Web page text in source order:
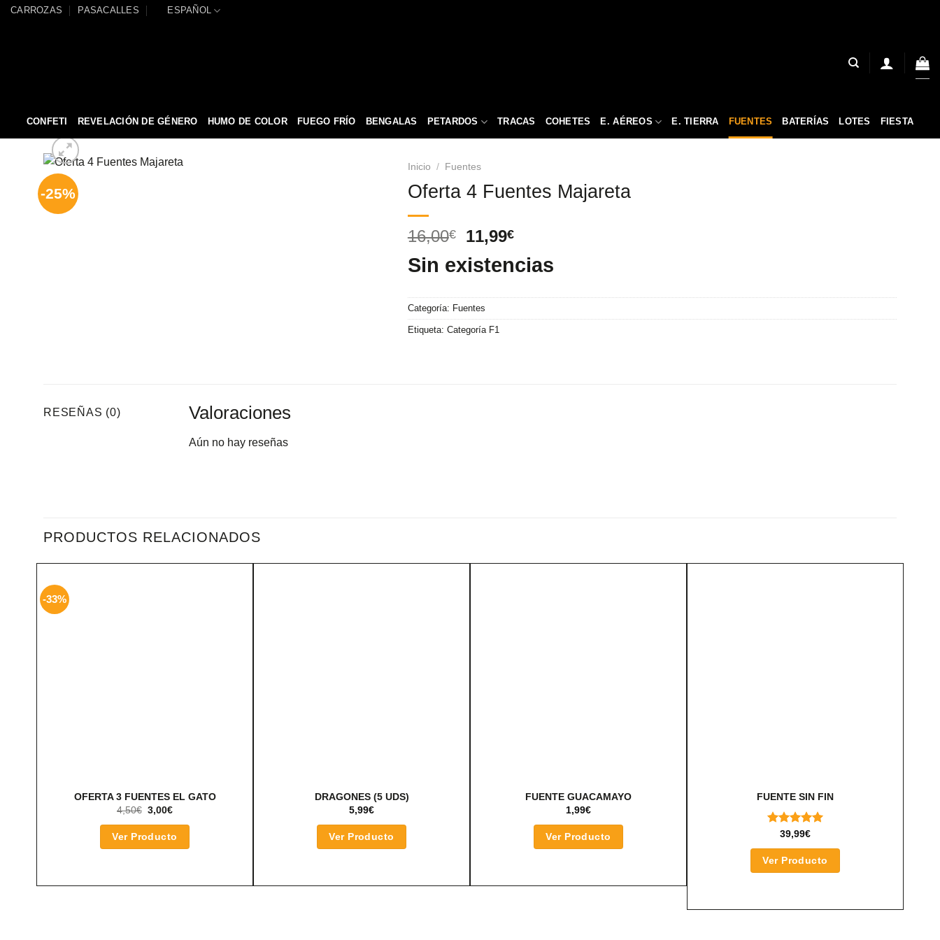
Saltar
CARROZAS PASACALLES ESPAÑOL
CONFETI REVELACIÓN DE GÉNERO HUMO DE COLOR FUEGO FRÍO BENGALAS PETARDOS TRACAS COHETES E. AÉREOS E. TIERRA FUENTES BATERÍAS LOTES FIESTA
-25%
Inicio / Fuentes
Oferta 4 Fuentes Majareta
16,00€
El
original
16,00€.
11,99€El
actual
11,99€.
Sin existencias
Categoría: Fuentes
Etiqueta: Categoría F1
RESEÑAS (0) Valoraciones
Aún no hay reseñas
PRODUCTOS RELACIONADOS
-33%
OFERTA 3 FUENTES EL GATO
4,50€ EL
PRECIO
ORIGINAL
ERA:
3,00€EL
ACTUAL
ES:
3,00€.
Ver Producto
DRAGONES (5 UDS)
5,99€
Ver Producto
FUENTE GUACAMAYO
1,99€
Ver Producto
FUENTE SIN FIN
VALORADO
DE 5
39,99€
Ver Producto